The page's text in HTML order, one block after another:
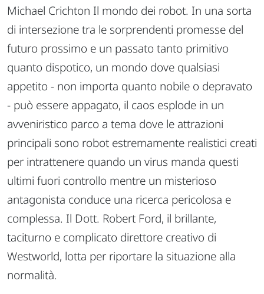
Michael Crichton Il mondo dei robot. In una sorta
di intersezione tra le sorprendenti promesse del
futuro prossimo e un passato tanto primitivo
quanto dispotico, un mondo dove qualsiasi
appetito - non importa quanto nobile o depravato
- può essere appagato, il caos esplode in un
avveniristico parco a tema dove le attrazioni
principali sono robot estremamente realistici creati
per intrattenere quando un virus manda questi
ultimi fuori controllo mentre un misterioso
antagonista conduce una ricerca pericolosa e
complessa. Il Dott. Robert Ford, il brillante,
taciturno e complicato direttore creativo di
Westworld, lotta per riportare la situazione alla
normalità.